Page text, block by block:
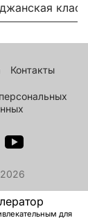
Контакты
для